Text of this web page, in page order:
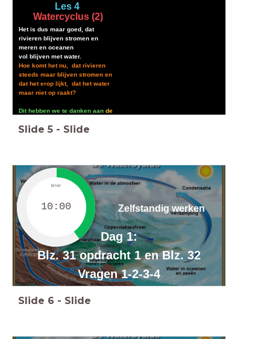
Les 4
Watercyclus (2)
Het is dus maar goed, dat
rivieren blijven stromen en
meren en oceanen
vol
blijvenmet water.
Hoe komt het nu, dat rivieren
steeds maar blijven stromen en
dat het erop lijkt, dat het water
maar niet op raakt?
Dit hebben we te danken aande
Slide 5 - Slide
Zelfstandig werken
Dag 1:
Blz. 31 opdracht 1 en Blz. 32
Vragen 1-2-3-4
timer
10:00
Slide 6 - Slide